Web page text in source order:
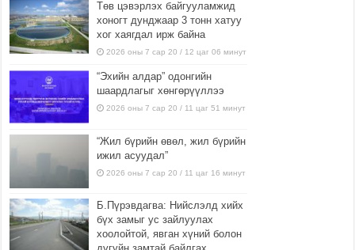
Төв цэвэрлэх байгууламжид
хоногт дунджаар 3 тонн хатуу
хог хаягдал ирж байна
2026 оны 7 сар 20 / 12 цаг 06 минут
“Эхийн алдар” одонгийн
шаардлагыг хөнгөрүүллээ
2026 оны 7 сар 20 / 11 цаг 51 минут
“Жил бүрийн өвөл, жил бүрийн
ижил асуудал”
2026 оны 7 сар 20 / 11 цаг 16 минут
Б.Пүрэвдагва: Нийслэлд хийх
бүх замыг ус зайлуулах
хоолойтой, явган хүний болон